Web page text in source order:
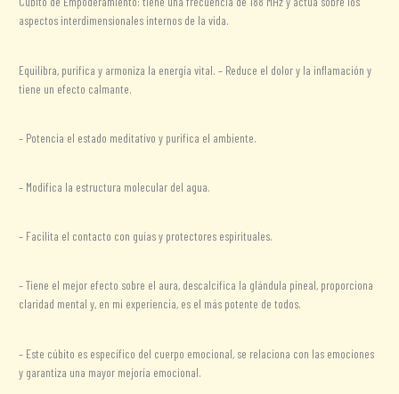
aspectos interdimensionales internos de la vida.
Equilibra, purifica y armoniza la energía vital. – Reduce el dolor y la inflamación y
tiene un efecto calmante.
– Potencia el estado meditativo y purifica el ambiente.
– Modifica la estructura molecular del agua.
– Facilita el contacto con guías y protectores espirituales.
– Tiene el mejor efecto sobre el aura, descalcifica la glándula pineal, proporciona
claridad mental y, en mi experiencia, es el más potente de todos.
– Este cúbito es específico del cuerpo emocional, se relaciona con las emociones
y garantiza una mayor mejoría emocional.